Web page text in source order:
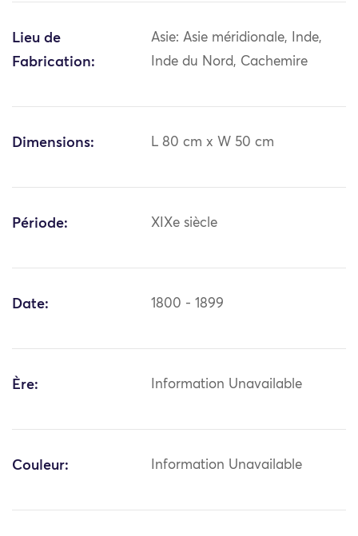
Lieu de
Fabrication:
Asie: Asie méridionale, Inde,
Inde du Nord, Cachemire
Dimensions: L 80 cm x W 50 cm
Période: XIXe siècle
Date: 1800 - 1899
Ère: Information Unavailable
Couleur: Information Unavailable